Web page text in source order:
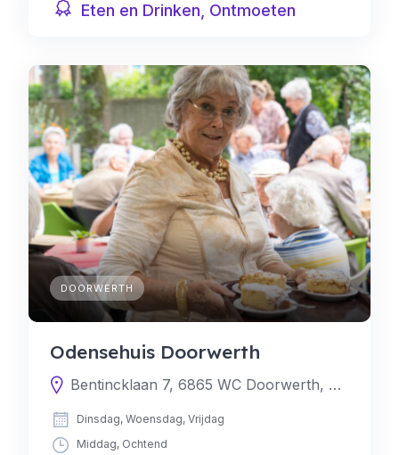
Eten en Drinken, Ontmoeten
DOORWERTH
Odensehuis Doorwerth
Bentincklaan 7, 6865 WC Doorwerth, Nederland
Dinsdag, Woensdag, Vrijdag
Middag, Ochtend